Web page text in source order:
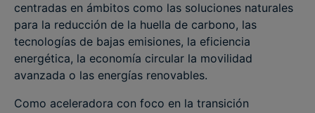
centradas en ámbitos como las soluciones naturales
para la reducción de la huella de carbono, las
tecnologías de bajas emisiones, la eficiencia
energética, la economía circular la movilidad
avanzada o las energías renovables.
Como aceleradora con foco en la transición